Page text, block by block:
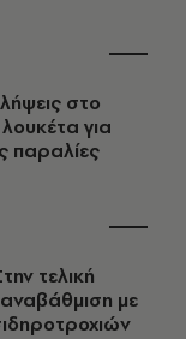
στο
για
παραλίες
τελική
με